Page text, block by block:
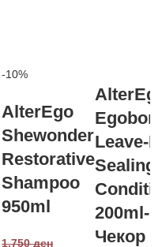
-10%
AlterEgo
Shewonder
Restorative
Shampoo
950ml
1,750ден
Leave-
Sealing
200ml-
Чекор 6